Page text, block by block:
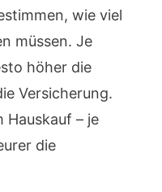
wie viel
müssen. Je
höher die
Versicherung.
Hauskauf – je
die